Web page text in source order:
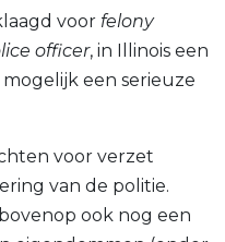
voor felony
officer, in Illinois een
een serieuze
voor verzet
van de politie.
ook nog een